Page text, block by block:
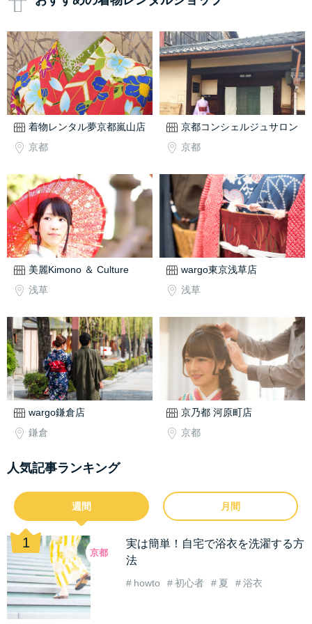
着物レンタル夢京都嵐山店
京都
京都コンシェルジュサロン
京都
美麗Kimono ＆ Culture
浅草
wargo東京浅草店
浅草
wargo鎌倉店
鎌倉
京乃都 河原町店
京都
人気記事ランキング
週間 月間
実は簡単！自宅で浴衣を洗濯する方
法
howto 初心者 夏 浴衣
京都